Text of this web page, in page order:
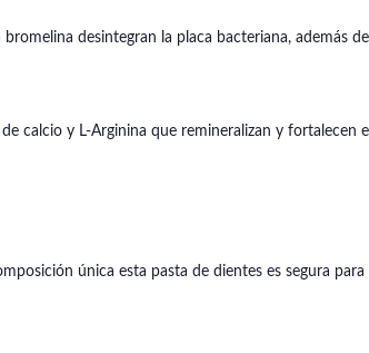
bromelina desintegran la placa bacteriana, además
calcio y L-Arginina que remineralizan y fortalecen
única esta pasta de dientes es segura